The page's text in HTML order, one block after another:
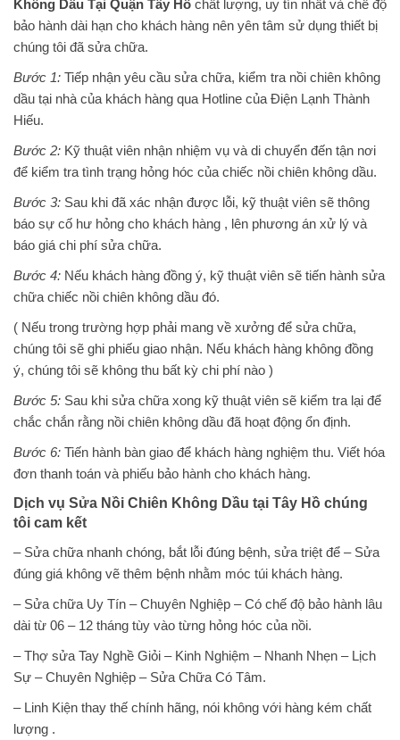
Không Dầu Tại Quận Tây Hồ chất lượng, uy tín nhất và chế độ
bảo hành dài hạn cho khách hàng nên yên tâm sử dụng thiết bị
chúng tôi đã sửa chữa.
Bước 1: Tiếp nhận yêu cầu sửa chữa, kiểm tra nồi chiên không
dầu tại nhà của khách hàng qua Hotline của Điện Lạnh Thành
Hiếu.
Bước 2: Kỹ thuật viên nhận nhiệm vụ và di chuyển đến tận nơi
để kiểm tra tình trạng hỏng hóc của chiếc nồi chiên không dầu.
Bước 3: Sau khi đã xác nhận được lỗi, kỹ thuật viên sẽ thông
báo sự cố hư hỏng cho khách hàng , lên phương án xử lý và
báo giá chi phí sửa chữa.
Bước 4: Nếu khách hàng đồng ý, kỹ thuật viên sẽ tiến hành sửa
chữa chiếc nồi chiên không dầu đó.
( Nếu trong trường hợp phải mang về xưởng để sửa chữa,
chúng tôi sẽ ghi phiếu giao nhận. Nếu khách hàng không đồng
ý, chúng tôi sẽ không thu bất kỳ chi phí nào )
Bước 5: Sau khi sửa chữa xong kỹ thuật viên sẽ kiểm tra lại để
chắc chắn rằng nồi chiên không dầu đã hoạt động ổn định.
Bước 6: Tiến hành bàn giao để khách hàng nghiệm thu. Viết hóa
đơn thanh toán và phiếu bảo hành cho khách hàng.
Dịch vụ Sửa Nồi Chiên Không Dầu tại Tây Hồ chúng
tôi cam kết
– Sửa chữa nhanh chóng, bắt lỗi đúng bệnh, sửa triệt để – Sửa
đúng giá không vẽ thêm bệnh nhằm móc túi khách hàng.
– Sửa chữa Uy Tín – Chuyên Nghiệp – Có chế độ bảo hành lâu
dài từ 06 – 12 tháng tùy vào từng hỏng hóc của nồi.
– Thợ sửa Tay Nghề Giỏi – Kinh Nghiệm – Nhanh Nhẹn – Lịch
Sự – Chuyên Nghiệp – Sửa Chữa Có Tâm.
– Linh Kiện thay thế chính hãng, nói không với hàng kém chất
lượng .